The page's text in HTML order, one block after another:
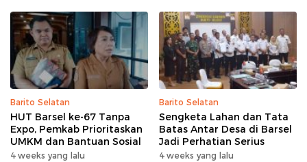
Barito Selatan
HUT Barsel ke-67 Tanpa
Expo, Pemkab Prioritaskan
UMKM dan Bantuan Sosial
4 weeks yang lalu
Barito Selatan
Sengketa Lahan dan Tata
Batas Antar Desa di Barsel
Jadi Perhatian Serius
4 weeks yang lalu